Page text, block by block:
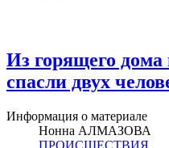
Из горящего
спасли двух
Информация о материале
Нонна АЛМАЗОВА
ПРОИСШЕСТВИЯ